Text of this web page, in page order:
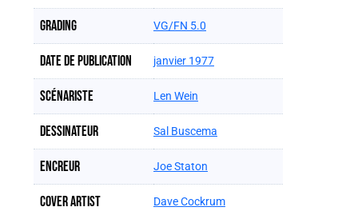
Grading VG/FN 5.0
Date de publication janvier 1977
Scénariste Len Wein
Dessinateur Sal Buscema
Encreur Joe Staton
Cover artist Dave Cockrum